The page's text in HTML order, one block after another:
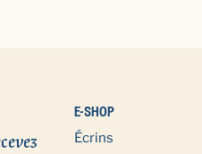
E-SHOP
Écrins